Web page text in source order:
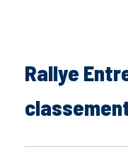
Rallye